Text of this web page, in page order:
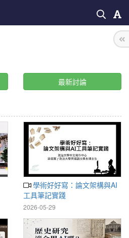
最新討論
學術好好寫：論文架構與AI
工具筆記實踐
2026-05-29